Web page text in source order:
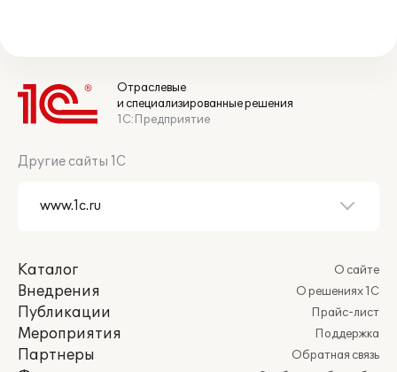
Отраслевые
и специализированные решения
1С:Предприятие
Другие сайты 1С
Каталог
Внедрения
Публикации
Мероприятия
Партнеры
О сайте
О решениях 1С
Прайс-лист
Поддержка
Обратная связь